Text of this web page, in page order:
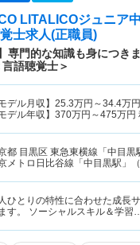
LITALICOジュニア
士求人(正職員)
専門的な知識も身につき
語聴覚士＞
デル月収】 25.3万円～34.4万円
デル年収】 370万円～475万円
都 目黒区 東急東横線「中目黒
メトロ日比谷線「中目黒駅」（
ひとりの特性に合わせた成長
す。 ソーシャルスキル＆学習